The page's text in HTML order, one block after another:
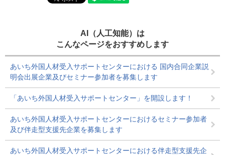
AI（人工知能）は
こんなページをおすすめします
あいち外国人材受入サポートセンターにおける 国内合同企業説
明会出展企業及びセミナー参加者を募集します
「あいち外国人材受入サポートセンター」を開設します！
あいち外国人材受入サポートセンターにおけるセミナー参加者
及び伴走型支援先企業を募集します
あいち外国人材受入サポートセンターにおける伴走型支援先企